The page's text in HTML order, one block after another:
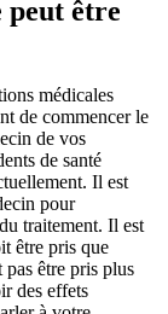
peut être
médicales
de commencer le
de vos
de santé
Il est
pour
traitement. Il est
être pris que
être pris plus
des effets